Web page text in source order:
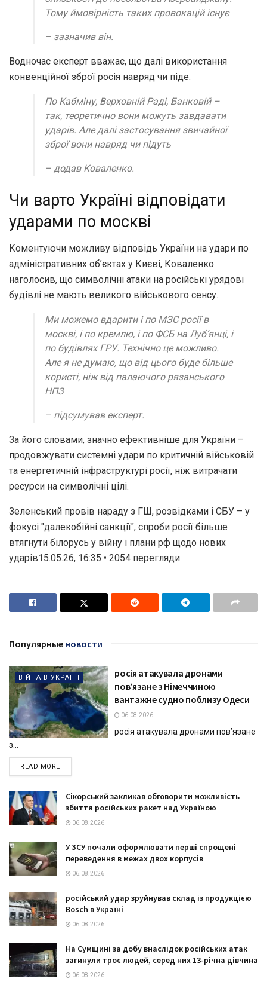
Тому ймовірність таких провокацій існує
– зазначив він.
Водночас експерт вважає, що далі використання
конвенційної зброї росія навряд чи піде.
По Кабміну, Верховній Раді, Банковій –
так, теоретично вони можуть завдавати
ударів. Але далі застосування звичайної
зброї вони навряд чи підуть
– додав Коваленко.
Чи варто Україні відповідати
ударами по москві
Коментуючи можливу відповідь України на удари по
адміністративних об’єктах у Києві, Коваленко
наголосив, що символічні атаки на російські урядові
будівлі не мають великого військового сенсу.
Ми можемо вдарити і по МЗС росії в
москві, і по кремлю, і по ФСБ на Луб’янці, і
по будівлях ГРУ. Технічно це можливо.
Але я не думаю, що від цього буде більше
користі, ніж від палаючого рязанського
НПЗ
– підсумував експерт.
За його словами, значно ефективніше для України –
продовжувати системні удари по критичній військовій
та енергетичній інфраструктурі росії, ніж витрачати
ресурси на символічні цілі.
Зеленський провів нараду з ГШ, розвідками і СБУ – у
фокусі "далекобійні санкції", спроби росії більше
втягнути білорусь у війну і плани рф щодо нових
ударів15.05.26, 16:35 • 2054 перегляди
Популярные новости
ВІЙНА В УКРАЇНІ
росія атакувала дронами
пов’язане з Німеччиною
вантажне судно поблизу Одеси
06.08.2026
росія атакувала дронами пов’язане
з...
READ MOREDETAILS
Сікорський закликав обговорити можливість
збиття російських ракет над Україною
06.08.2026
У ЗСУ почали оформлювати перші спрощені
переведення в межах двох корпусів
06.08.2026
російський удар зруйнував склад із продукцією
Bosch в Україні
06.08.2026
На Сумщині за добу внаслідок російських атак
загинули троє людей, серед них 13-річна дівчина
06.08.2026